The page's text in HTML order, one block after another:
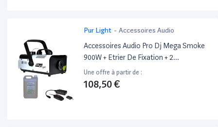
Pur Light - Accessoires Audio
Accessoires Audio Pro Dj Mega Smoke
900W + Etrier De Fixation + 2
Télécommande +5L De Liquide Pur Light
Newark900
Une offre à partir de :
108,50 €